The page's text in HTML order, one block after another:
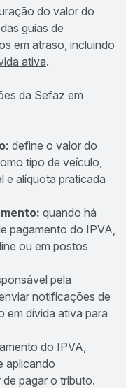
do valor do
guias de
em atraso, incluindo
ativa.
da Sefaz em
define o valor do
tipo de veículo,
e alíquota praticada
quando há
pagamento do IPVA,
ou em postos
pela
notificações de
em dívida ativa para
do IPVA,
aplicando
pagar o tributo.